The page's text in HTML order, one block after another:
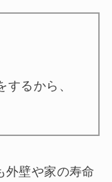
るから、
外壁や家の寿命